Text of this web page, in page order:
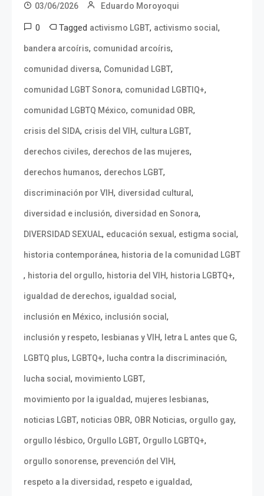
03/06/2026 Eduardo Moroyoqui
0 Tagged activismo LGBT, activismo social ,
bandera arcoíris, comunidad arcoíris,
comunidad diversa, Comunidad LGBT,
comunidad LGBT Sonora, comunidad LGBTIQ+,
comunidad LGBTQ México, comunidad OBR,
crisis del SIDA, crisis del VIH, cultura LGBT,
derechos civiles, derechos de las mujeres,
derechos humanos, derechos LGBT,
discriminación por VIH, diversidad cultural ,
diversidad e inclusión, diversidad en Sonora,
DIVERSIDAD SEXUAL, educación sexual , estigma social ,
historia contemporánea, historia de la comunidad LGBT
, historia del orgullo, historia del VIH, historia LGBTQ+,
igualdad de derechos, igualdad social ,
inclusión en México, inclusión social ,
inclusión y respeto, lesbianas y VIH, letra L antes que G,
LGBTQ plus, LGBTQ+, lucha contra la discriminación,
lucha social , movimiento LGBT,
movimiento por la igualdad, mujeres lesbianas,
noticias LGBT, noticias OBR, OBR Noticias, orgullo gay,
orgullo lésbico, Orgullo LGBT, Orgullo LGBTQ+,
orgullo sonorense, prevención del VIH,
respeto a la diversidad, respeto e igualdad,